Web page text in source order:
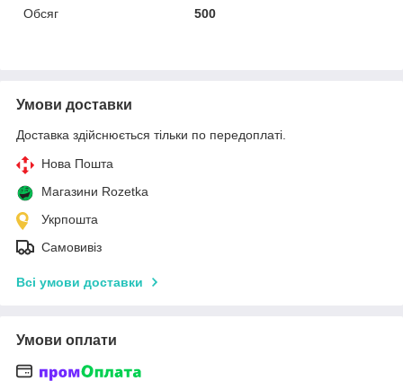
Обсяг
500
Умови доставки
Доставка здійснюється тільки по передоплаті.
Нова Пошта
Магазини Rozetka
Укрпошта
Самовивіз
Всі умови доставки
Умови оплати